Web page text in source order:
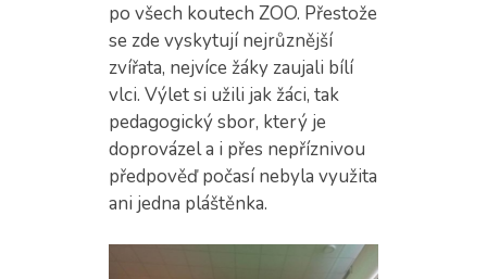
po všech koutech ZOO. Přestože
se zde vyskytují nejrůznější
zvířata, nejvíce žáky zaujali bílí
vlci. Výlet si užili jak žáci, tak
pedagogický sbor, který je
doprovázel a i přes nepříznivou
předpověď počasí nebyla využita
ani jedna pláštěnka.